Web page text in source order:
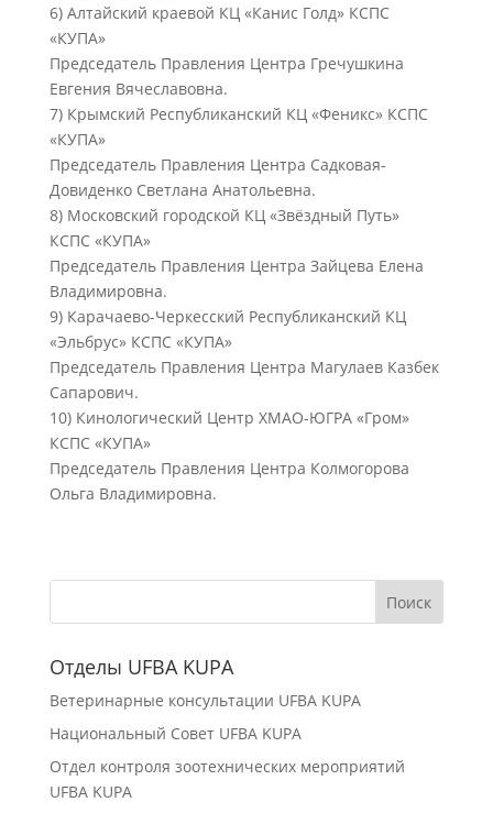
6) Алтайский краевой КЦ «Канис Голд» КСПС
«КУПА»
Председатель Правления Центра Гречушкина
Евгения Вячеславовна.
7) Крымский Республиканский КЦ «Феникс» КСПС
«КУПА»
Председатель Правления Центра Садковая-
Довиденко Светлана Анатольевна.
8) Московский городской КЦ «Звёздный Путь»
КСПС «КУПА»
Председатель Правления Центра Зайцева Елена
Владимировна.
9) Карачаево-Черкесский Республиканский КЦ
«Эльбрус» КСПС «КУПА»
Председатель Правления Центра Магулаев Казбек
Сапарович.
10) Кинологический Центр ХМАО-ЮГРА «Гром»
КСПС «КУПА»
Председатель Правления Центра Колмогорова
Ольга Владимировна.
Отделы UFBA KUPA
Ветеринарные консультации UFBA KUPA
Национальный Совет UFBA KUPA
Отдел контроля зоотехнических мероприятий
UFBA KUPA